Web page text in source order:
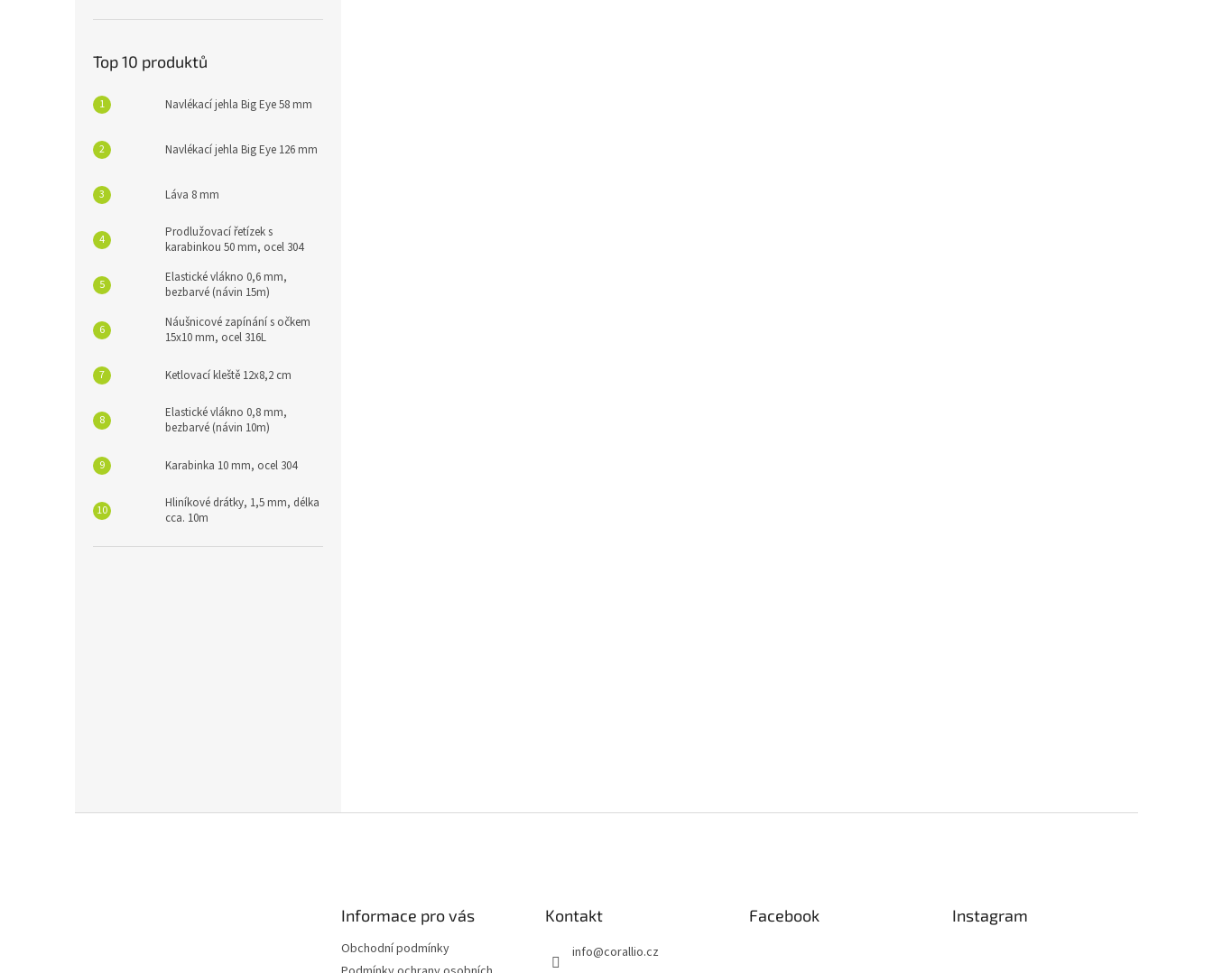
Top 10 produktů
Navlékací jehla Big Eye 58 mm
Navlékací jehla Big Eye 126 mm
Láva 8 mm
Prodlužovací řetízek s
karabinkou 50 mm, ocel 304
Elastické vlákno 0,6 mm,
bezbarvé (návin 15m)
Náušnicové zapínání s očkem
15x10 mm, ocel 316L
Ketlovací kleště 12x8,2 cm
Elastické vlákno 0,8 mm,
bezbarvé (návin 10m)
Karabinka 10 mm, ocel 304
Hliníkové drátky, 1,5 mm, délka
cca. 10m
Informace pro vás
Obchodní podmínky
Kontakt
info@corallio.cz
Facebook Instagram